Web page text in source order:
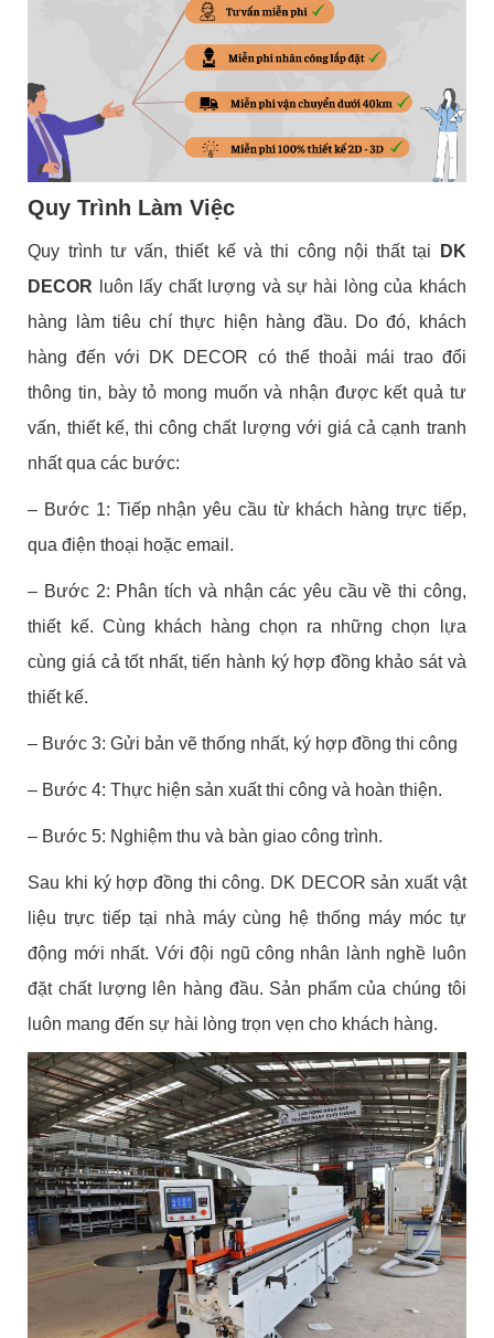
Quy Trình Làm Việc
Quy trình tư vấn, thiết kế và thi công nội thất tại
DK
DECOR luôn lấy chất lượng và sự hài lòng của khách
hàng làm tiêu chí thực hiện hàng đầu. Do đó, khách
hàng đến với DK DECOR có thể thoải mái trao đổi
thông tin, bày tỏ mong muốn và nhận được kết quả tư
vấn, thiết kế, thi công chất lượng với giá cả cạnh tranh
nhất qua các bước:
– Bước 1: Tiếp nhận yêu cầu từ khách hàng trực tiếp,
qua điện thoại hoặc email.
– Bước 2: Phân tích và nhận các yêu cầu về thi công,
thiết kế. Cùng khách hàng chọn ra những chọn lựa
cùng giá cả tốt nhất, tiến hành ký hợp đồng khảo sát và
thiết kế.
– Bước 3: Gửi bản vẽ thống nhất, ký hợp đồng thi công
– Bước 4: Thực hiện sản xuất thi công và hoàn thiện.
– Bước 5: Nghiệm thu và bàn giao công trình.
Sau khi ký hợp đồng thi công. DK DECOR sản xuất vật
liệu trực tiếp tại nhà máy cùng hệ thống máy móc tự
động mới nhất. Với đội ngũ công nhân lành nghề luôn
đặt chất lượng lên hàng đầu. Sản phẩm của chúng tôi
luôn mang đến sự hài lòng trọn vẹn cho khách hàng.